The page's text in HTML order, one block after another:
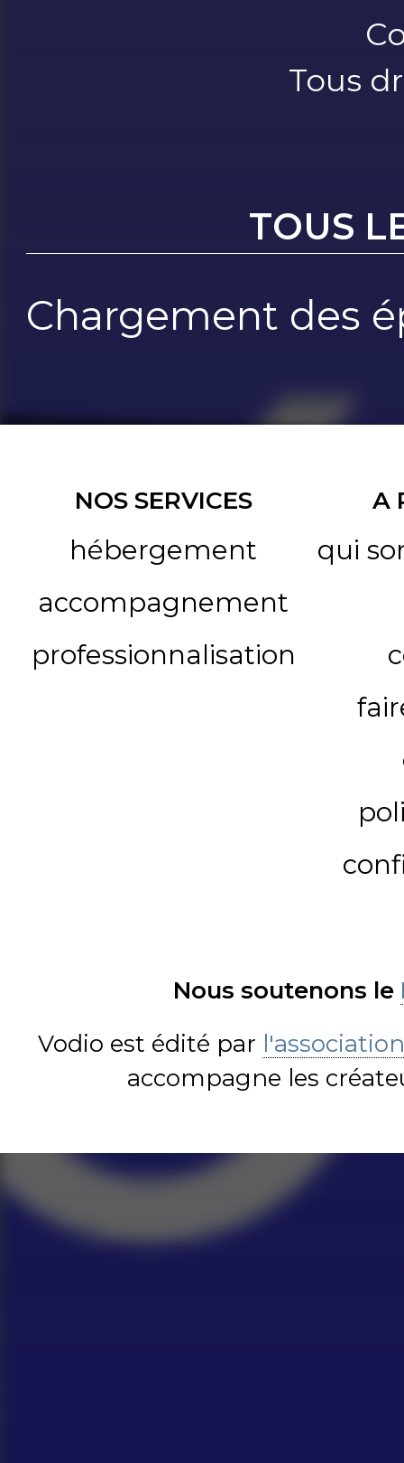
Tous
TOUS
Chargement des
NOS SERVICES
hébergement
accompagnement
professionnalisation
A
qui